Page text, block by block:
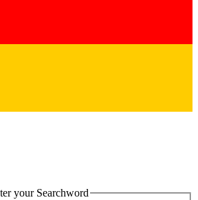
your Searchword